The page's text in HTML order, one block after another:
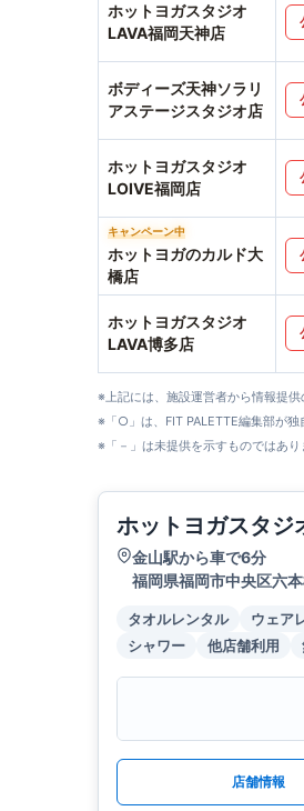
ホットヨガスタジオ
LAVA福岡天神店
ボディーズ天神ソラリ
アステージスタジオ店
ホットヨガスタジオ
LOIVE福岡店
キャンペーン中
ホットヨガのカルド大
橋店
ホットヨガスタジオ
LAVA博多店
※上記には、施設運営者から情報提
※「○」は、FIT PALETTE編集部が独
※「－」は未提供を示すものではあり
ホットヨガスタジ
金山駅から車で6分
福岡県福岡市中央区六
タオルレンタル ウェア
シャワー
他店舗利用
店舗情報